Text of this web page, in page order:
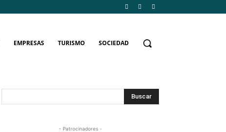
EMPRESAS TURISMO SOCIEDAD
Buscar
- Patrocinadores -